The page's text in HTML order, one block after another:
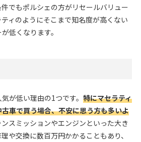
でもポルシェの方がリセールバリュー
ィのようにそこまで知名度が高くない
低くなります。
が低い理由の1つです。 特にマセラティ
車で買う場合、不安に思う方も多いよ
スミッションやエンジンといった大き
や交換に数百万円かかることもあり、